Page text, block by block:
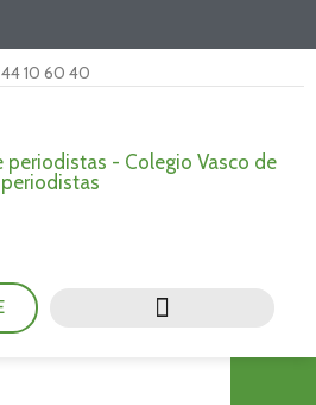
10 60 40
periodistas - Colegio Vasco de
periodistas